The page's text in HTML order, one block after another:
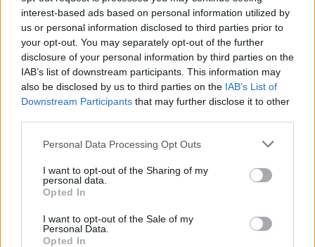
interest-based ads based on personal information utilized by
us or personal information disclosed to third parties prior to
your opt-out. You may separately opt-out of the further
disclosure of your personal information by third parties on the
IAB’s list of downstream participants. This information may
also be disclosed by us to third parties on the IAB’s List of
Downstream Participants that may further disclose it to other
Personal Data Processing Opt Outs
I want to opt-out of the Sharing of my
personal data.
Opted In
I want to opt-out of the Sale of my
Personal Data.
Opted In
65kW DC que permite carregar a bateria de 10% a 80%
em 37 minutos, e de 30% a 80% da capacidade em 28
minutos. Com uma potência de carregamento máxima
(AC) de 11kW, o BYD ATTO 2 consegue carregar
completamente a bateria em cinco horas e meia.
de 29.990€ com recurso a condições especiais de
financiamento.